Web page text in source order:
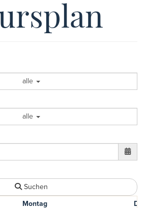
alle
alle
Suchen
Montag